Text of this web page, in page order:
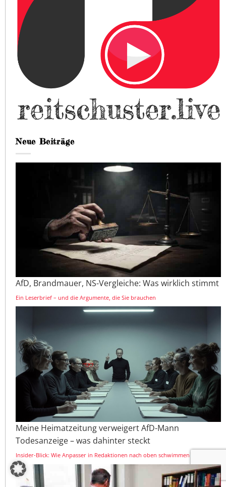
Neue Beiträge
AfD, Brandmauer, NS-Vergleiche: Was wirklich stimmt
Ein Leserbrief – und die Argumente, die Sie brauchen
Meine Heimatzeitung verweigert AfD-Mann
Todesanzeige – was dahinter steckt
Insider-Blick: Wie Anpasser in Redaktionen nach oben schwimmen